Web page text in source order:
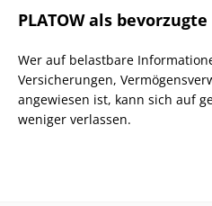
PLATOW als
Wer auf belastbare
Versicherungen,
angewiesen ist, kann sich auf
weniger verlassen.